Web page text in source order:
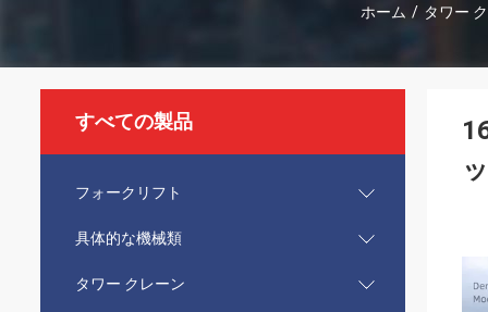
ホーム / タワー
すべての製品
フォークリフト
具体的な機械類
タワー クレーン